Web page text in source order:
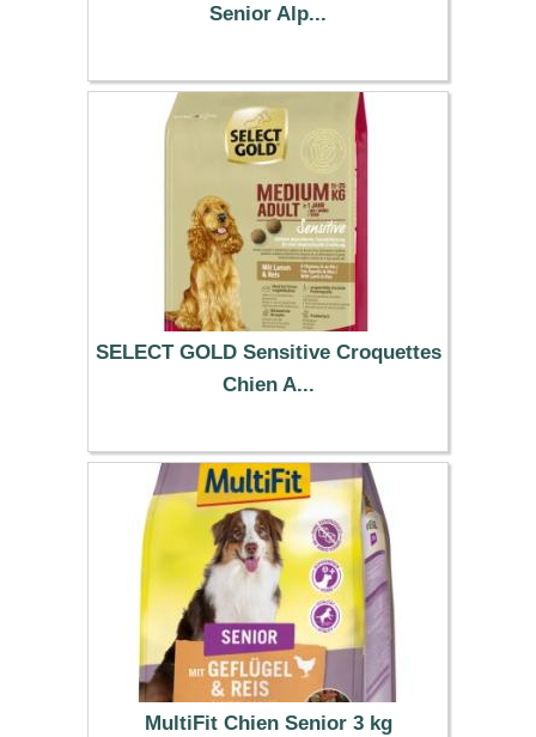
Senior Alp...
10.79 €
SELECT GOLD Sensitive Croquettes
Chien A...
13.49 €
MultiFit Chien Senior 3 kg